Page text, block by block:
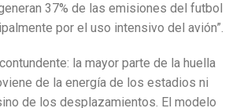
37% de las emisiones del futbol
por el uso intensivo del avión”.
la mayor parte de la huella
de la energía de los estadios ni
de los desplazamientos. El modelo